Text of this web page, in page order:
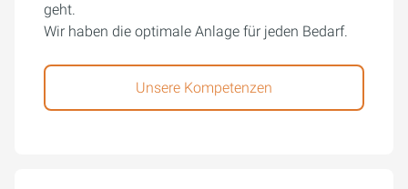
geht.
Wir haben die optimale Anlage für jeden Bedarf.
Unsere Kompetenzen